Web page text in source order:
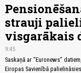
strauji
visgarākais
9:45
Saskaņā ar “Euronews”
Eiropas Savienībā